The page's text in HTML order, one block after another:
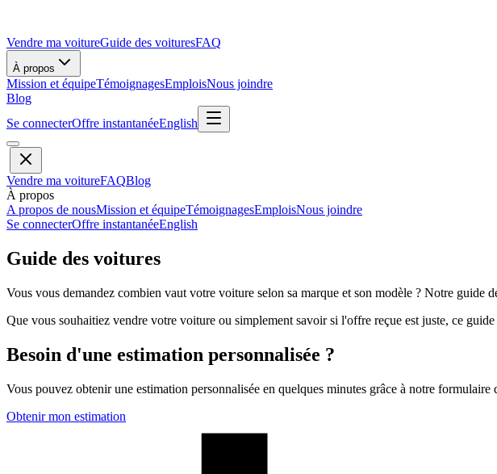
Vendre ma voitureGuide des voituresFAQ
À propos
Mission et équipeTémoignagesEmploisNous joindre
Blog
Se connecterOffre instantanéeEnglish
Vendre ma voitureFAQBlog
À propos
A propos de nousMission et équipeTémoignagesEmploisNous joindre
Se connecterOffre instantanéeEnglish
Guide des voitures
Vous vous demandez combien vaut votre voiture selon sa marque et son modèle ? Notre guide
Que vous souhaitiez vendre votre voiture ou simplement savoir si l'offre reçue est juste, ce
Besoin d'une estimation personnalisée ?
Vous pouvez obtenir une estimation personnalisée en quelques minutes grâce à notre formulaire
Obtenir mon estimation